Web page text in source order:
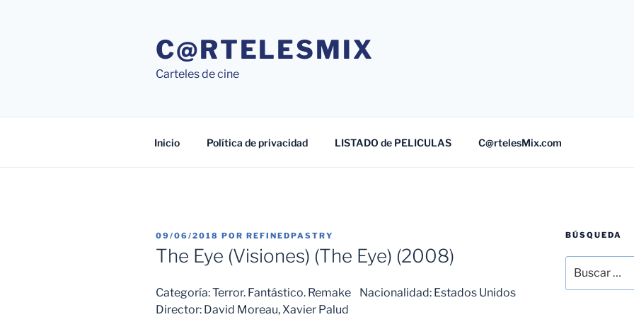
C@RTELESMIX
Carteles de cine
Inicio Política de privacidad LISTADO de PELICULAS C@rtelesMix.com
PUBLICADO
EL
09/06/2018 POR REFINEDPASTRY
The Eye (Visiones) (The Eye) (2008)
Categoría: Terror. Fantástico. Remake Nacionalidad: Estados Unidos
Director: David Moreau, Xavier Palud
BÚSQUEDA
por: